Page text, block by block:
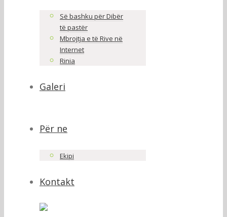
Së bashku për Dibër
të pastër
Mbrojtja e të Rive në
Internet
Rinia
Galeri
Për ne
Ekipi
Kontakt